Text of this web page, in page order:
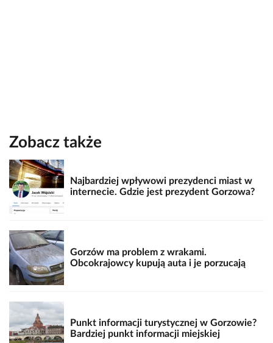
Zobacz także
Najbardziej wpływowi prezydenci miast w
internecie. Gdzie jest prezydent Gorzowa?
Gorzów ma problem z wrakami.
Obcokrajowcy kupują auta i je porzucają
Punkt informacji turystycznej w Gorzowie?
Bardziej punkt informacji miejskiej